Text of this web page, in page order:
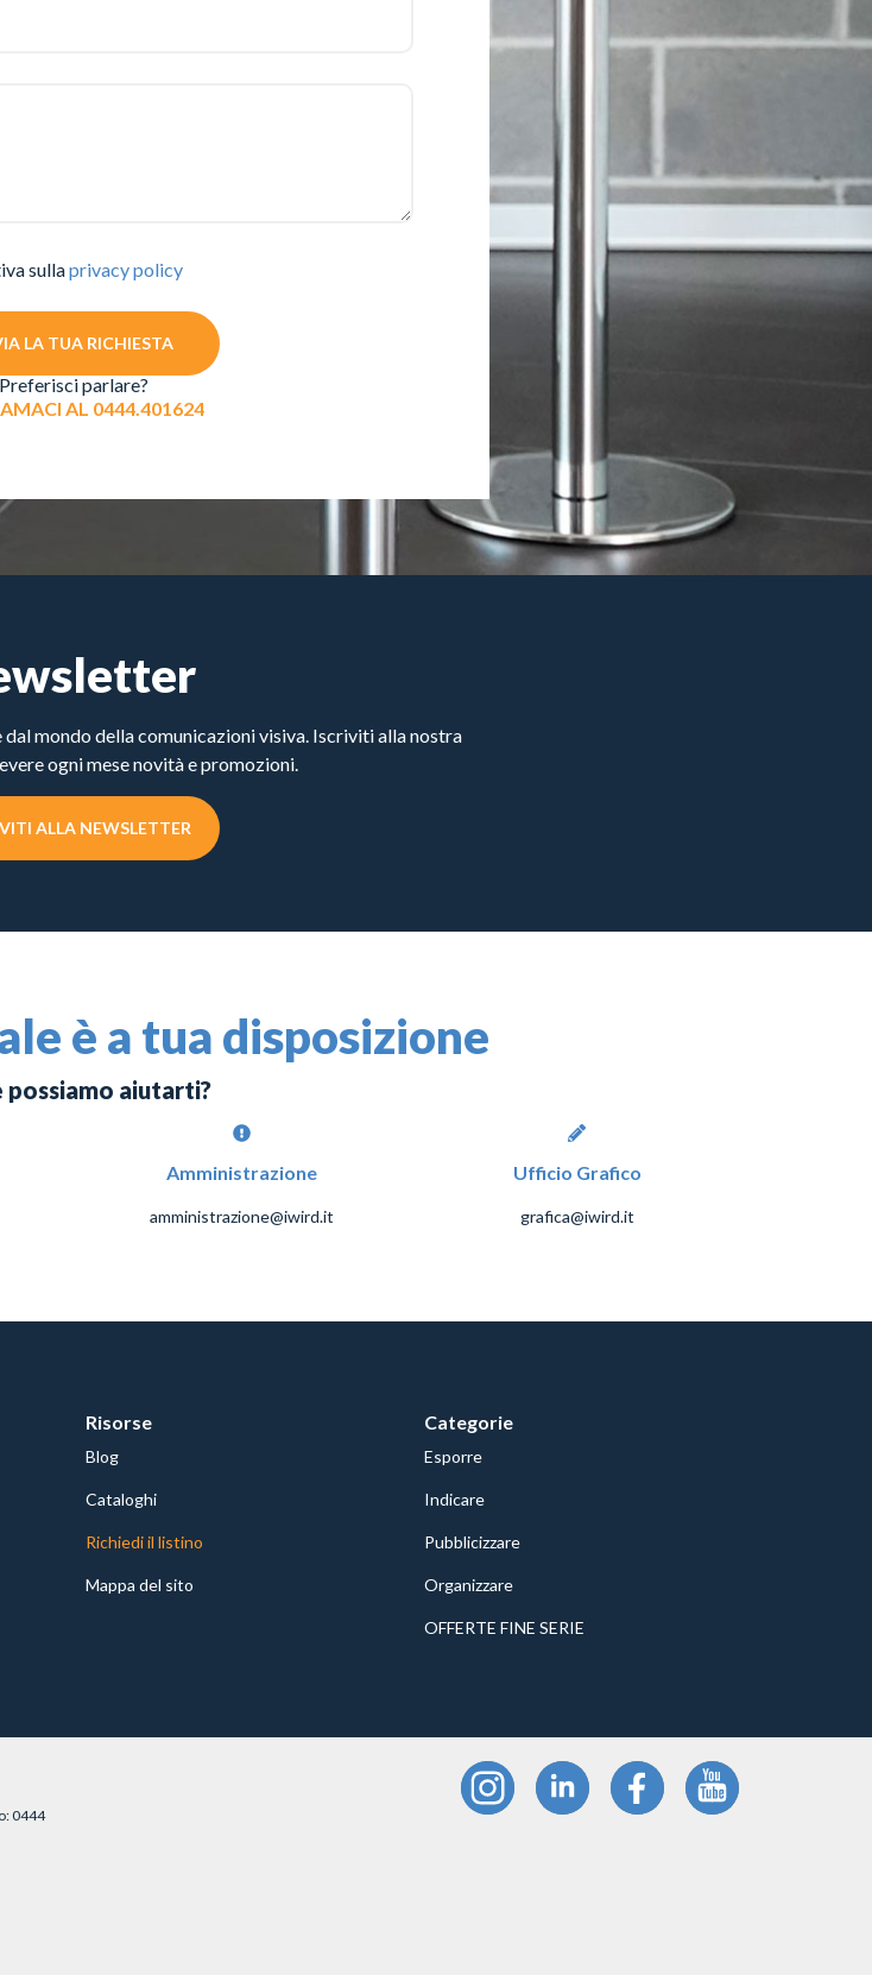
sullaprivacy policy
LA TUA RICHIESTA
Preferisci parlare?
AL 0444.401624
mondo della comunicazioni visiva. Iscriviti alla nostra
ogni mese novità e promozioni.
ALLA NEWSLETTER
è a tua disposizione
possiamo aiutarti?
Amministrazione
amministrazione@iwird.it
Ufficio Grafico
grafica@iwird.it
Risorse
Blog
Cataloghi
Richiedi il listino
Mappa del sito
Categorie
Esporre
Indicare
Pubblicizzare
Organizzare
OFFERTE FINE SERIE
0444